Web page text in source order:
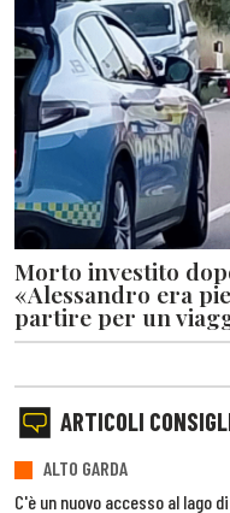
Morto investito
«Alessandro era
partire per un
ARTICOLI
ALTO GARDA
C'è un nuovo accesso al lago